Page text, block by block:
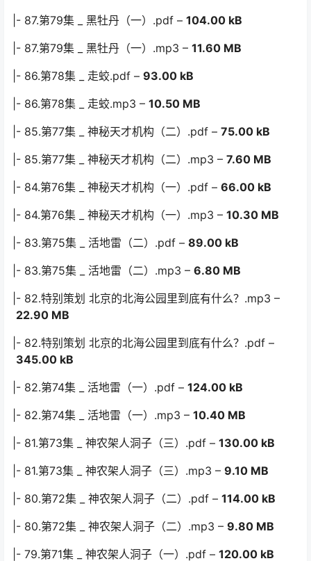
|- 87.第79集 _ 黑牡丹（一）.pdf – 104.00 kB
|- 87.第79集 _ 黑牡丹（一）.mp3 – 11.60 MB
|- 86.第78集 _ 走蛟.pdf – 93.00 kB
|- 86.第78集 _ 走蛟.mp3 – 10.50 MB
|- 85.第77集 _ 神秘天才机构（二）.pdf – 75.00 kB
|- 85.第77集 _ 神秘天才机构（二）.mp3 – 7.60 MB
|- 84.第76集 _ 神秘天才机构（一）.pdf – 66.00 kB
|- 84.第76集 _ 神秘天才机构（一）.mp3 – 10.30 MB
|- 83.第75集 _ 活地雷（二）.pdf – 89.00 kB
|- 83.第75集 _ 活地雷（二）.mp3 – 6.80 MB
|- 82.特别策划 北京的北海公园里到底有什么？.mp3 –
22.90 MB
|- 82.特别策划 北京的北海公园里到底有什么？.pdf –
345.00 kB
|- 82.第74集 _ 活地雷（一）.pdf – 124.00 kB
|- 82.第74集 _ 活地雷（一）.mp3 – 10.40 MB
|- 81.第73集 _ 神农架人洞子（三）.pdf – 130.00 kB
|- 81.第73集 _ 神农架人洞子（三）.mp3 – 9.10 MB
|- 80.第72集 _ 神农架人洞子（二）.pdf – 114.00 kB
|- 80.第72集 _ 神农架人洞子（二）.mp3 – 9.80 MB
|- 79.第71集 _ 神农架人洞子（一）.pdf – 120.00 kB